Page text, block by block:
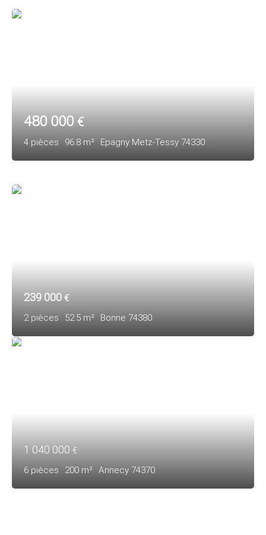
480 000€
4 pièces 96.8 m² Epagny Metz-Tessy 74330
239 000 €
2 pièces 52.5 m² Bonne 74380
1 040 000 €
6 pièces 200 m² Annecy 74370